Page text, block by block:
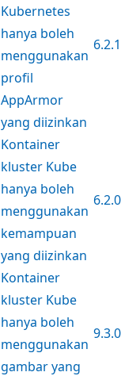
Kubernetes
hanya boleh
menggunakan
profil
AppArmor
yang diizinkan
6.2.1
Kontainer
kluster Kube
hanya boleh
menggunakan
kemampuan
yang diizinkan
6.2.0
Kontainer
kluster Kube
hanya boleh
menggunakan
gambar yang
9.3.0